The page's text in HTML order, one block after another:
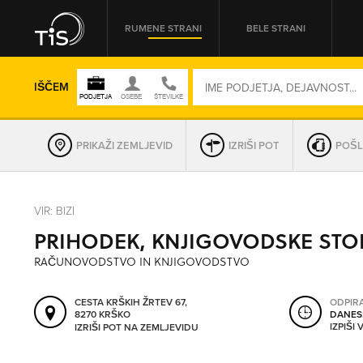
RUMENE STRANI BELE STRANI
IŠČEM
REGIJA
OMREŽNA ŠT.
PRIKAŽI ZEMLJEVID IZRIŠI POT
VIR: BIZI
PRIHODEK, KNJIGOVODSKE
RAČUNOVODSTVO IN KNJIGOVODSTVO
CESTA KRŠKIH ŽRTEV 67,
8270 KRŠKO
IZRIŠI POT NA ZEMLJEVIDU
IZPIŠI